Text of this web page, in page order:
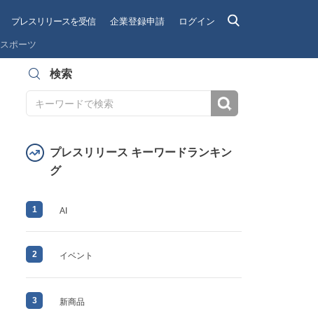
プレスリリースを受信 企業登録申請 ログイン
スポーツ
検索
プレスリリース キーワードランキン
グ
1 AI
2 イベント
3 新商品